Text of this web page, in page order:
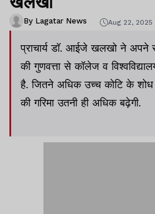
By Lagatar News Aug 22, 2025
प्राचार्य डॉ. आईजे खलखो ने अपने
की गुणवत्ता से कॉलेज व
है. जितने अधिक उच्च कोटि के शोध
की गरिमा उतनी ही अधिक बढ़ेगी.